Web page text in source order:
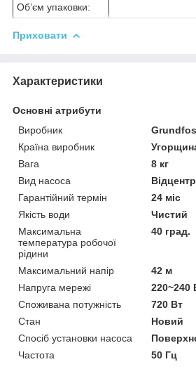
Об’єм упаковки:
Приховати
Характеристики
Основні атрибути
Виробник
Grundfos
Країна виробник
Вага
8 кг
Вид насоса
Гарантійний термін
24 міс
Якість води
Чистий
Максимальна
температура робочої
рідини
40 град.
Максимальний напір
42 м
Напруга мережі
220~240
Споживана потужність
720 Вт
Стан
Новий
Спосіб установки насоса
Частота
50 Гц